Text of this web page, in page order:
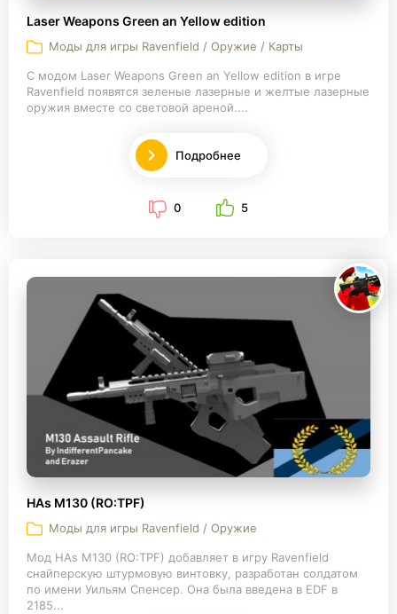
Laser Weapons Green an Yellow edition
Моды для игры Ravenfield / Оружие / Карты
С модом Laser Weapons Green an Yellow edition в игре
Ravenfield появятся зеленые лазерные и желтые лазерные
оружия вместе со световой ареной....
Подробнее
0 5
HAs M130 (RO:TPF)
Моды для игры Ravenfield / Оружие
Мод HAs M130 (RO:TPF) добавляет в игру Ravenfield
снайперскую штурмовую винтовку, разработан солдатом
по имени Уильям Спенсер. Она была введена в EDF в
2185...